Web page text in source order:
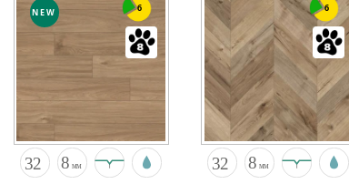
NEW 6 6